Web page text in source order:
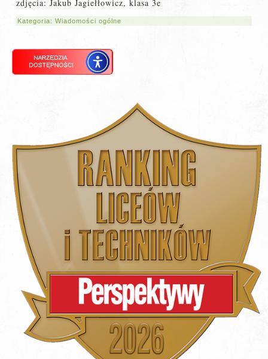
zdjęcia: Jakub Jagiełłowicz, klasa 3e
Kategoria:Wiadomości ogólne